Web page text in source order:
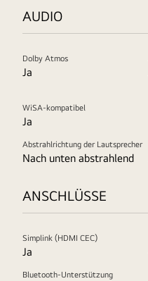
AUDIO
Dolby Atmos
Ja
WiSA-kompatibel
Ja
Abstrahlrichtung der Lautsprecher
Nach unten abstrahlend
ANSCHLÜSSE
Simplink (HDMI CEC)
Ja
Bluetooth-Unterstützung